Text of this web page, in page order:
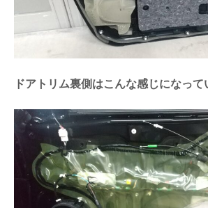
ドアトリム裏側はこんな感じになって